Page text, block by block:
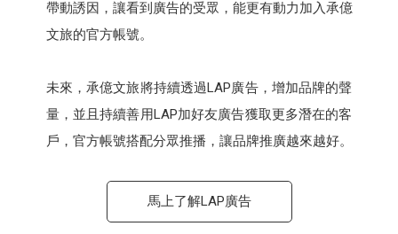
帶動誘因，讓看到廣告的受眾，能更有動力加入承億
文旅的官方帳號。
未來，承億文旅將持續透過LAP廣告，增加品牌的聲
量，並且持續善用LAP加好友廣告獲取更多潛在的客
戶，官方帳號搭配分眾推播，讓品牌推廣越來越好。
馬上了解LAP廣告